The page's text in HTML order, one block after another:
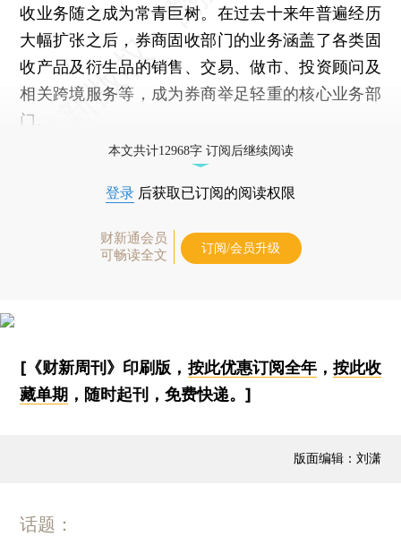
收业务随之成为常青巨树。在过去十来年普遍经历
大幅扩张之后，券商固收部门的业务涵盖了各类固
收产品及衍生品的销售、交易、做市、投资顾问及
相关跨境服务等，成为券商举足轻重的核心业务部
门。
本文共计12968字 订阅后继续阅读
登录 后获取已订阅的阅读权限
财新通会员
可畅读全文
订阅/会员升级
[《财新周刊》印刷版， 按此优惠订阅全年， 按此收
藏单期 ，随时起刊，免费快递。]
版面编辑：刘潇
话题：